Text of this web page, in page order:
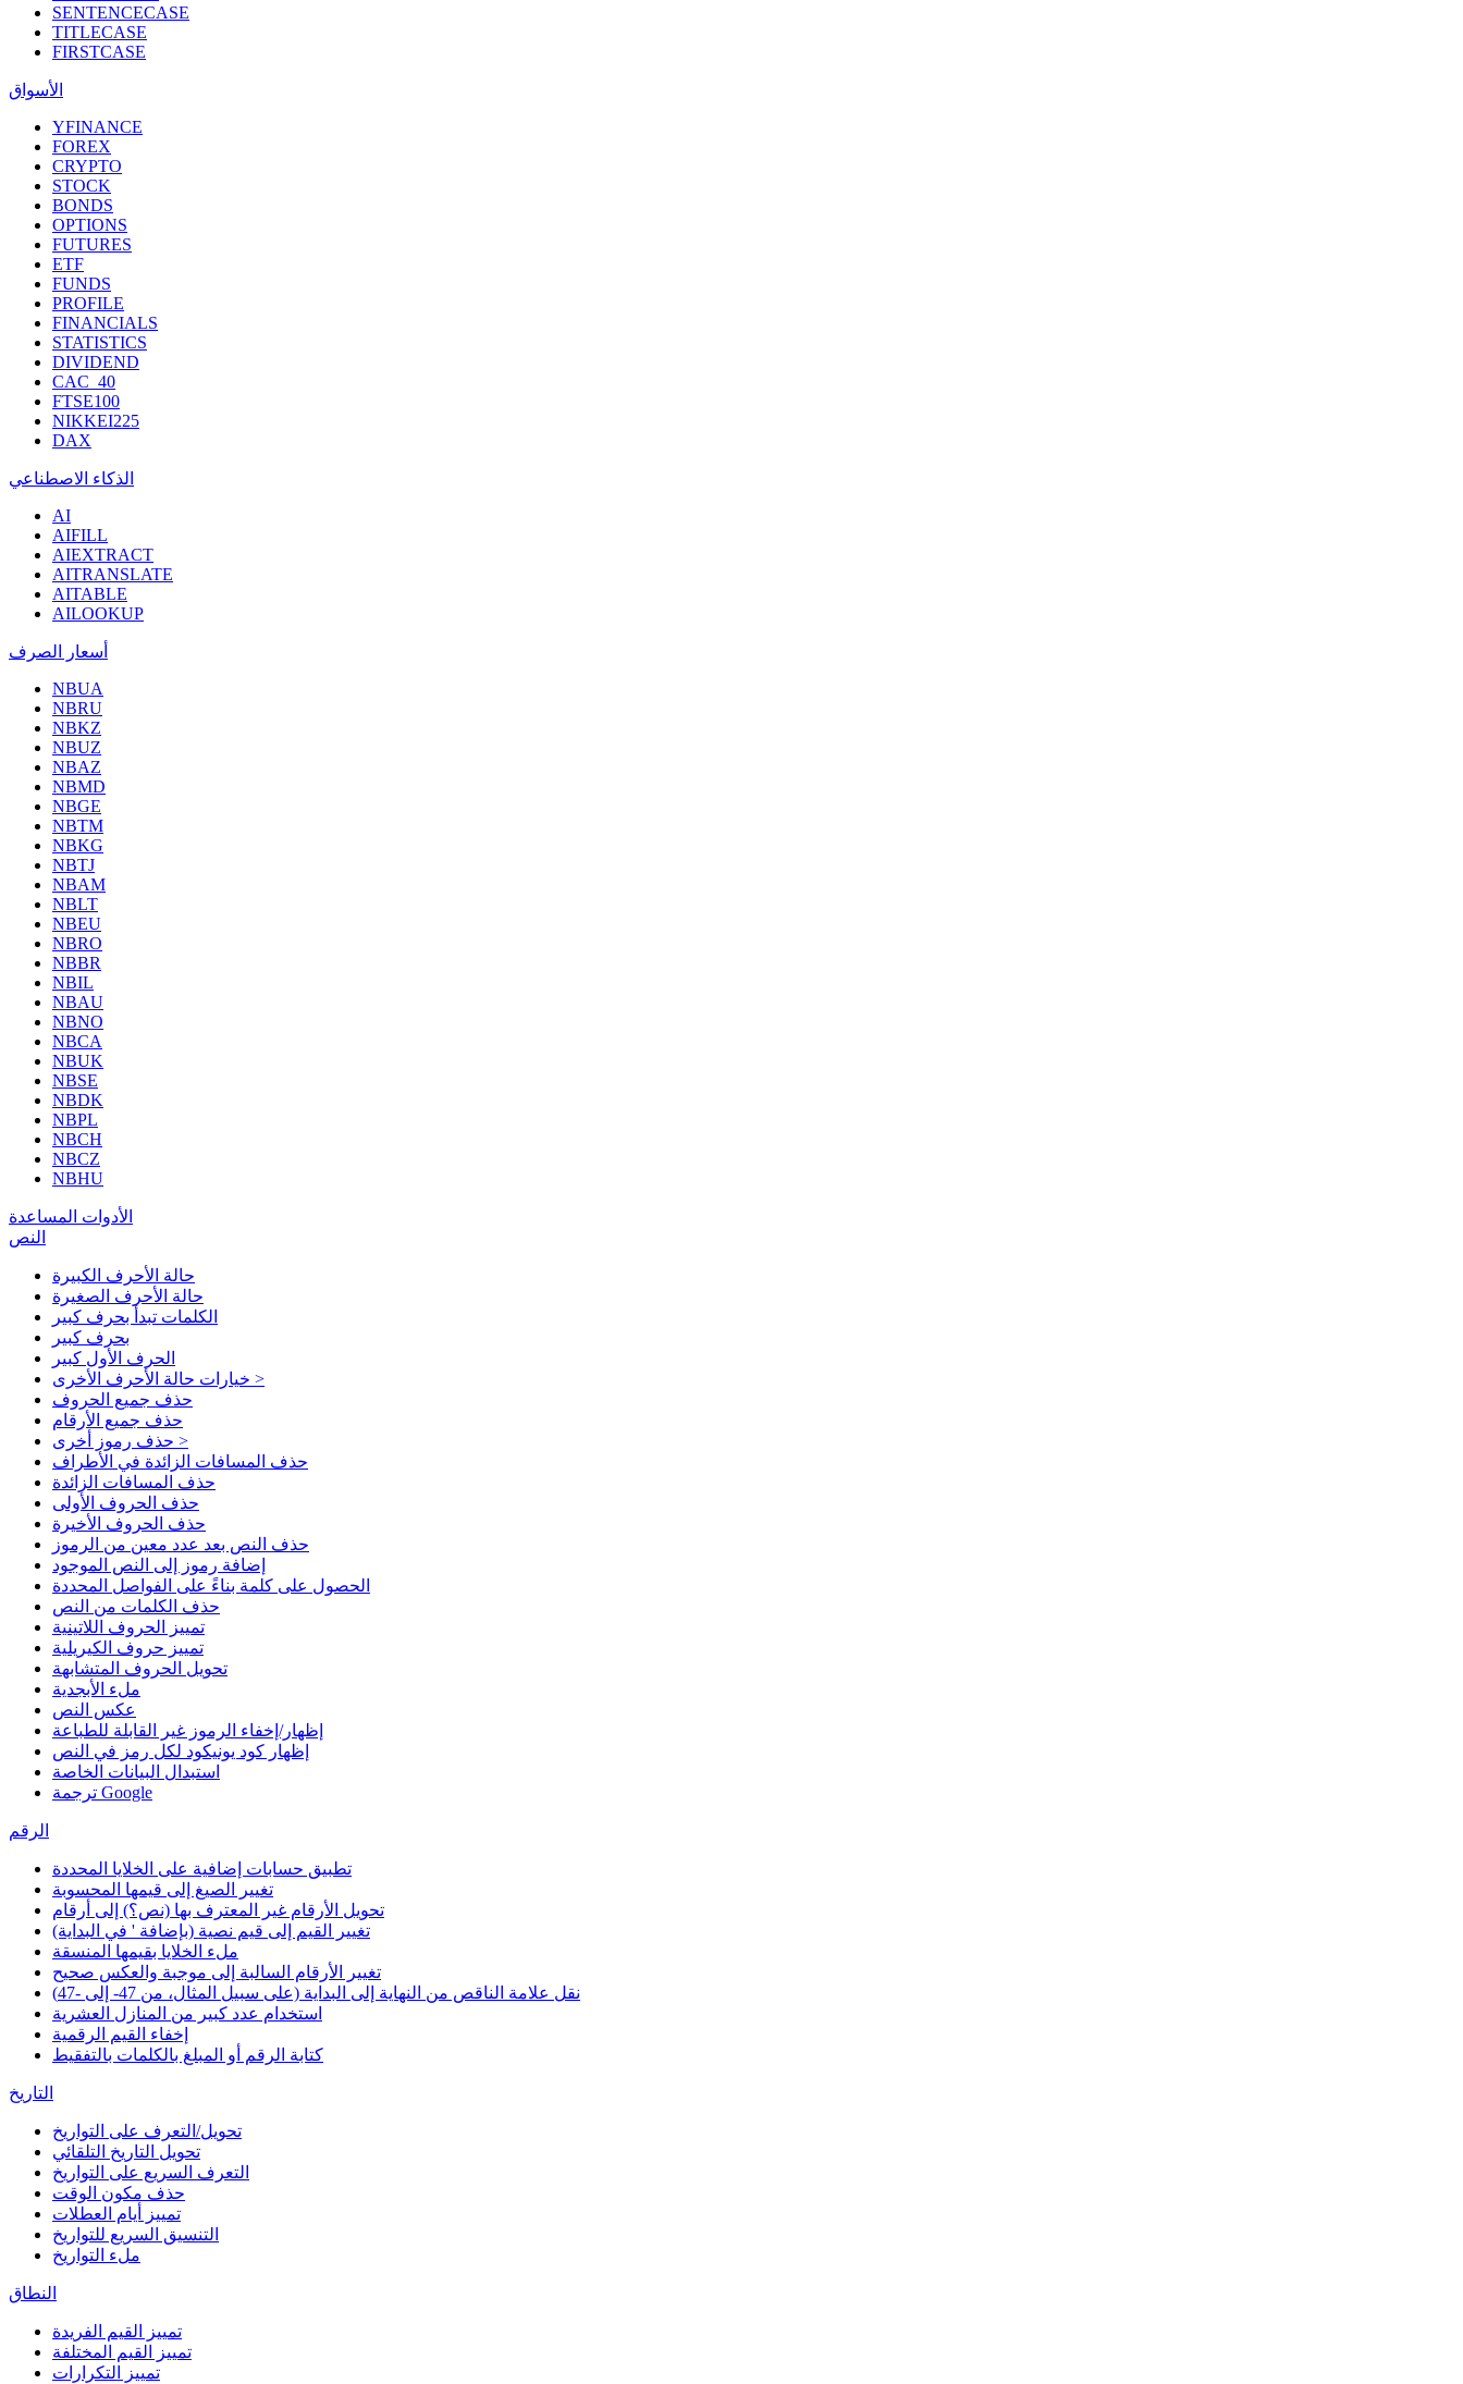
SENTENCECASE
TITLECASE
FIRSTCASE
الأسواق
YFINANCE
FOREX
CRYPTO
STOCK
BONDS
OPTIONS
FUTURES
ETF
FUNDS
PROFILE
FINANCIALS
STATISTICS
DIVIDEND
CAC_40
FTSE100
NIKKEI225
DAX
الذكاء الاصطناعي
AI
AIFILL
AIEXTRACT
AITRANSLATE
AITABLE
AILOOKUP
أسعار الصرف
NBUA
NBRU
NBKZ
NBUZ
NBAZ
NBMD
NBGE
NBTM
NBKG
NBTJ
NBAM
NBLT
NBEU
NBRO
NBBR
NBIL
NBAU
NBNO
NBCA
NBUK
NBSE
NBDK
NBPL
NBCH
NBCZ
NBHU
الأدوات المساعدة
النص
حالة الأحرف الكبيرة
حالة الأحرف الصغيرة
الكلمات تبدأ بحرف كبير
بحرف كبير
الحرف الأول كبير
خيارات حالة الأحرف الأخرى >
حذف جميع الحروف
حذف جميع الأرقام
حذف رموز أخرى >
حذف المسافات الزائدة في الأطراف
حذف المسافات الزائدة
حذف الحروف الأولى
حذف الحروف الأخيرة
حذف النص بعد عدد معين من الرموز
إضافة رموز إلى النص الموجود
الحصول على كلمة بناءً على الفواصل المحددة
حذف الكلمات من النص
تمييز الحروف اللاتينية
تمييز حروف الكيريلية
تحويل الحروف المتشابهة
ملء الأبجدية
عكس النص
إظهار/إخفاء الرموز غير القابلة للطباعة
إظهار كود يونيكود لكل رمز في النص
استبدال البيانات الخاصة
ترجمة Google
الرقم
تطبيق حسابات إضافية على الخلايا المحددة
تغيير الصيغ إلى قيمها المحسوبة
تحويل الأرقام غير المعترف بها (نص؟) إلى أرقام
تغيير القيم إلى قيم نصية (بإضافة ' في البداية)
ملء الخلايا بقيمها المنسقة
تغيير الأرقام السالبة إلى موجبة والعكس صحيح
نقل علامة الناقص من النهاية إلى البداية (على سبيل المثال، من 47- إلى -47)
استخدام عدد كبير من المنازل العشرية
إخفاء القيم الرقمية
كتابة الرقم أو المبلغ بالكلمات بالتفقيط
التاريخ
تحويل/التعرف على التواريخ
تحويل التاريخ التلقائي
التعرف السريع على التواريخ
حذف مكون الوقت
تمييز أيام العطلات
التنسيق السريع للتواريخ
ملء التواريخ
النطاق
تمييز القيم الفريدة
تمييز القيم المختلفة
تمييز التكرارات